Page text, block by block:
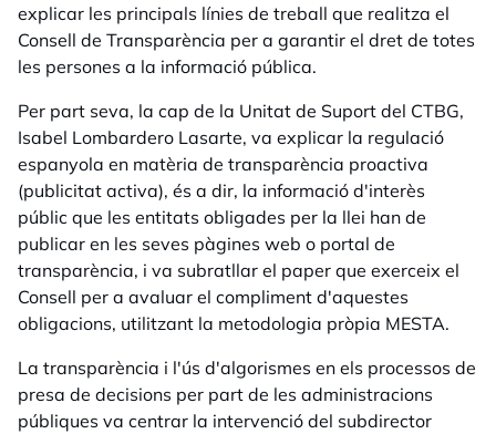
explicar les principals línies de treball que realitza el
Consell de Transparència per a garantir el dret de totes
les persones a la informació pública.
Per part seva, la cap de la Unitat de Suport del CTBG,
Isabel Lombardero Lasarte, va explicar la regulació
espanyola en matèria de transparència proactiva
(publicitat activa), és a dir, la informació d'interès
públic que les entitats obligades per la llei han de
publicar en les seves pàgines web o portal de
transparència, i va subratllar el paper que exerceix el
Consell per a avaluar el compliment d'aquestes
obligacions, utilitzant la metodologia pròpia MESTA.
La transparència i l'ús d'algorismes en els processos de
presa de decisions per part de les administracions
públiques va centrar la intervenció del subdirector